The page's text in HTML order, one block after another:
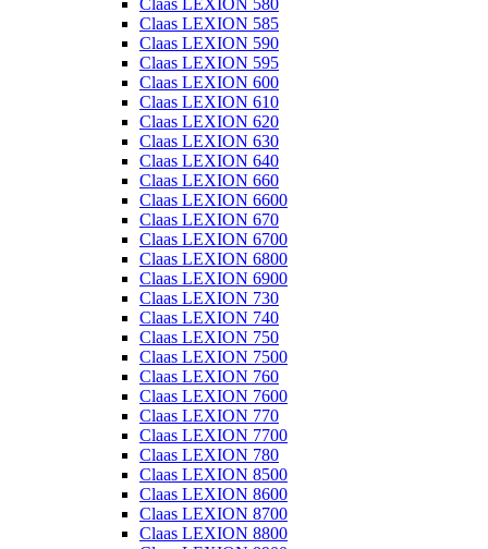
Claas LEXION 580
Claas LEXION 585
Claas LEXION 590
Claas LEXION 595
Claas LEXION 600
Claas LEXION 610
Claas LEXION 620
Claas LEXION 630
Claas LEXION 640
Claas LEXION 660
Claas LEXION 6600
Claas LEXION 670
Claas LEXION 6700
Claas LEXION 6800
Claas LEXION 6900
Claas LEXION 730
Claas LEXION 740
Claas LEXION 750
Claas LEXION 7500
Claas LEXION 760
Claas LEXION 7600
Claas LEXION 770
Claas LEXION 7700
Claas LEXION 780
Claas LEXION 8500
Claas LEXION 8600
Claas LEXION 8700
Claas LEXION 8800